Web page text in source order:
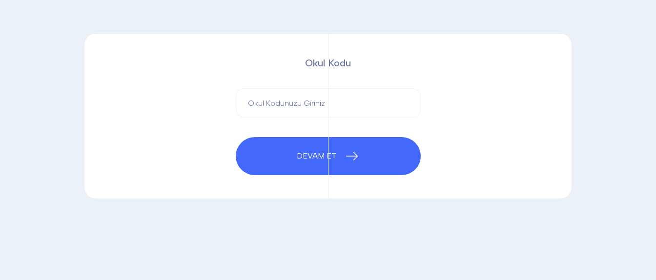
Okul Kodu
DEVAM ET